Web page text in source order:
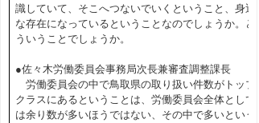
識していて、そこへつないでいくということ、身近
な存在になっているということなのでしょうか。ど
ういうことでしょうか。
●佐々木労働委員会事務局次長兼審査調整課長
労働委員会の中で鳥取県の取り扱い件数がトップ
クラスにあるということは、労働委員会全体として
は余り数が多いほうではない、その中で多いという